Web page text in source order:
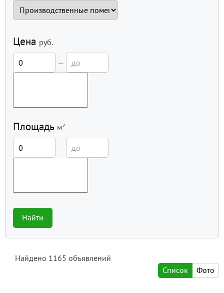
Цена руб.
—
Площадь м²
—
Найти
Найдено 1165 объявлений
Список
Фото